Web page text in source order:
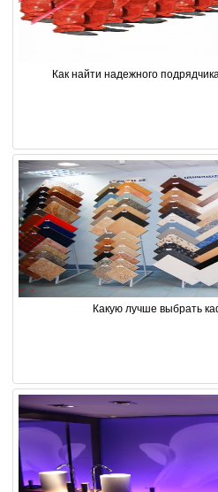
Как найти надежного
Какую лучше выбрать